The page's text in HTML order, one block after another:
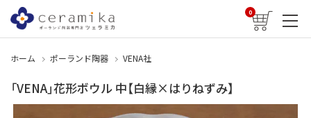
0
ホーム ポーランド陶器 VENA社
「VENA」花形ボウル 中【白縁×はりねずみ】